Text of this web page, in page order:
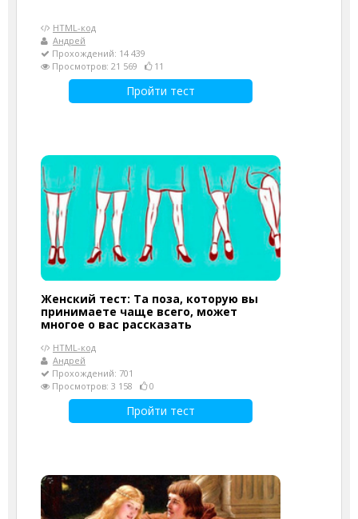
HTML-код
Андрей
Прохождений: 14 439
Просмотров: 21 569
11
Пройти тест
Женский тест: Та поза, которую вы
принимаете чаще всего, может
многое о вас рассказать
HTML-код
Андрей
Прохождений: 701
Просмотров: 3 158
0
Пройти тест